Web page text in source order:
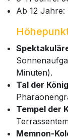
Ab 12 Jahre:
Minuten).
Tal der
Tempel der
Memnon-